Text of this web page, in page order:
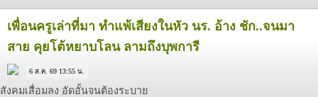
เพื่อนครูเล่าที่มา ทำแพ้เสียงในหัว นร. อ้าง ชัก..จนมา
สาย คุยโต้หยาบโลน ลามถึงบุพการี
6 ส.ค. 69 13:55 น.
สังคมเสื่อมลง อัดอั้นจนต้องระบาย